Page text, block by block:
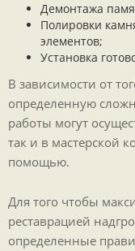
Демонтажа
Полировки
элементов;
Установка
В зависимости от
определенную
работы могут
так и в мастерской
помощью.
Для того чтобы
реставрацией
определенные